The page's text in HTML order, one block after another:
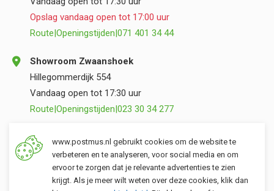
Opslag vandaag open tot 17:00 uur
Route|Openingstijden|071 401 34 44
Showroom Zwaanshoek
Hillegommerdijk 554
Vandaag open tot 17:30 uur
Route|Openingstijden|023 30 34 277
Opslag Valkenburg (ZH)
Torenvlietslaan 3
Vandaag open tot 17:00 uur
Route|Openingstijden |071 401 34 44
www.postmus.nl gebruikt cookies om de website te
verbeteren en te analyseren, voor social media en om
ervoor te zorgen dat je relevante advertenties te zien
krijgt. Als je meer wilt weten over deze cookies, klik dan